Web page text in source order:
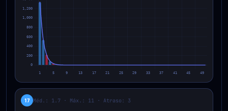
17 Méd.: 1.7 · Máx.: 11 · Atraso: 3